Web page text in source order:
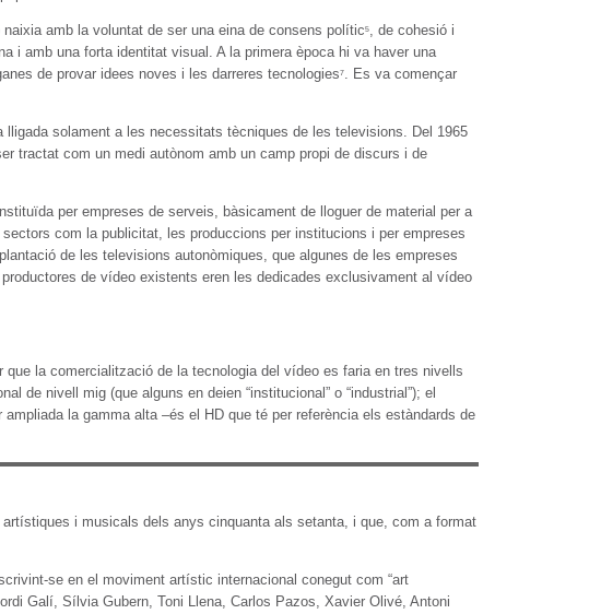
amb la voluntat de ser una eina de consens polític5, de cohesió i
i amb una forta identitat visual. A la primera època hi va haver una
de provar idees noves i les darreres tecnologies7. Es va començar
lligada solament a les necessitats tècniques de les televisions. Del 1965
tractat com un medi autònom amb un camp propi de discurs i de
per empreses de serveis, bàsicament de lloguer de material per a
com la publicitat, les produccions per institucions i per empreses
de les televisions autonòmiques, que algunes de les empreses
de vídeo existents eren les dedicades exclusivament al vídeo
la comercialització de la tecnologia del vídeo es faria en tres nivells
de nivell mig (que alguns en deien “institucional” o “industrial”); el
la gamma alta –és el HD que té per referència els estàndards de
i musicals dels anys cinquanta als setanta, i que, com a format
se en el moviment artístic internacional conegut com “art
Galí, Sílvia Gubern, Toni Llena, Carlos Pazos, Xavier Olivé, Antoni